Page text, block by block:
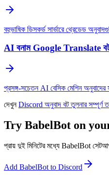
বহুভাষিক ডিসকর্ড সার্ভারে থ্রেডেড
AI বনাম Google Translate
প্রসঙ্গ-সচেতন AI বেসিক মেশিন অনুবাদের
দেখুন Discord অনুবাদ বট তুলনার সম্পূর্ণ
Try BabelBot on
প্রায় দুই মিনিটের মধ্যে BabelBot
Add BabelBot to Discord